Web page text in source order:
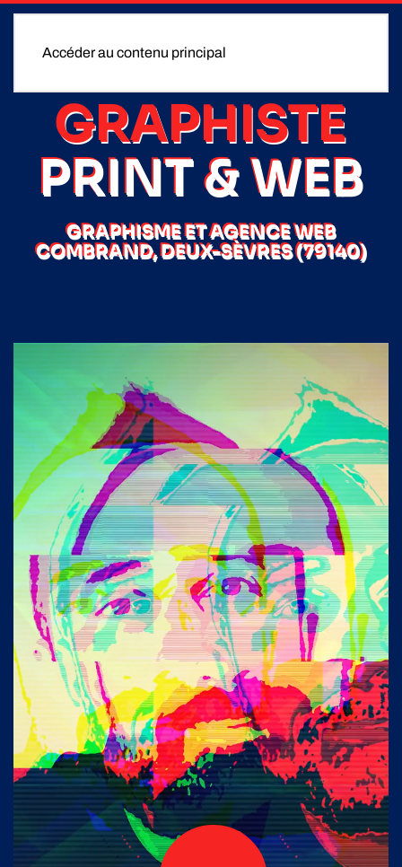
Accéder au contenu principal
GRAPHISTE
PRINT & WEB
GRAPHISME ET AGENCE WEB
COMBRAND, DEUX-SÈVRES (79140)